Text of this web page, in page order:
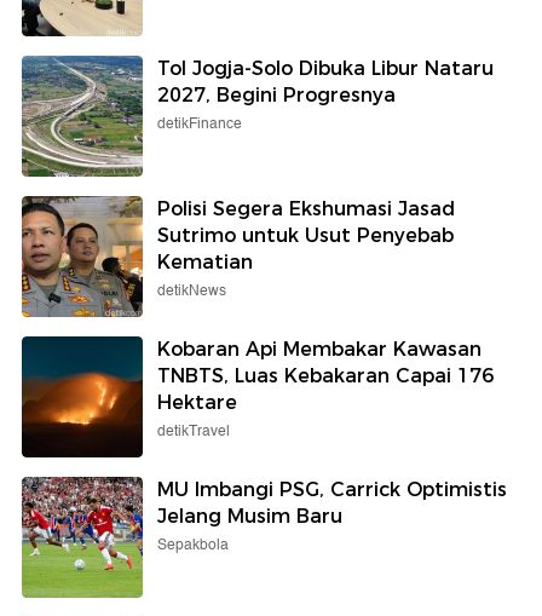
Tol Jogja-Solo Dibuka Libur Nataru
2027, Begini Progresnya
detikFinance
Polisi Segera Ekshumasi Jasad
Sutrimo untuk Usut Penyebab
Kematian
detikNews
Kobaran Api Membakar Kawasan
TNBTS, Luas Kebakaran Capai 176
Hektare
detikTravel
MU Imbangi PSG, Carrick Optimistis
Jelang Musim Baru
Sepakbola